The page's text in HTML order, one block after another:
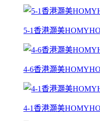
5-1香港灝美
4-6香港灝美
4-1香港灝美